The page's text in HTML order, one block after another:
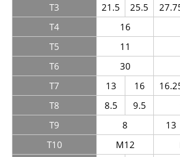
T3
21.5 25.5
T4
16
T5
11
T6
30
T7
13 16
T8
8.5 9.5
T9
8 13
T10
M12